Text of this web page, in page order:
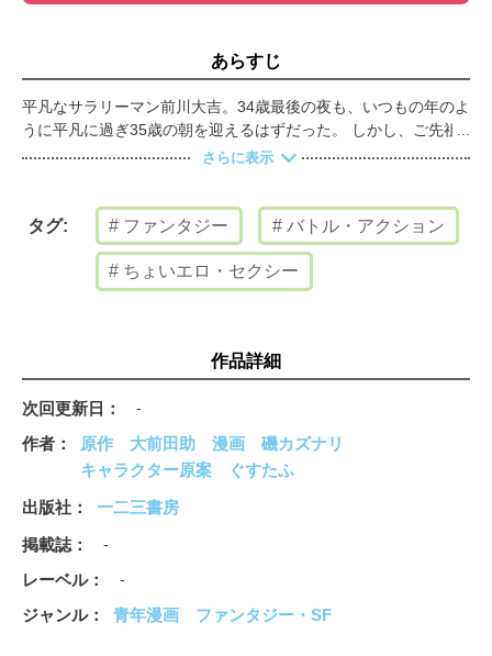
あらすじ
平凡なサラリーマン前川大吉。34歳最後の夜も、いつもの年のよ
うに平凡に過ぎ35歳の朝を迎えるはずだった。 しかし、ご先祖
を名乗る老人が突然枕元に現れ、前川家の嫡男は35歳を迎えた時
」、2つ目は「小学生からやり直す( 記憶は引き継ぎ) 」、3つ目
は「剣と魔法の異世界に若者として転生」。 悩んだ末に大吉が
選んだのは、剣と魔法の異世界で生きていくという道だった！
オルギスノベルで人気のタイトル、ついにコミカライズ!!
さらに表示
タグ: ファンタジー バトル・アクション
ちょいエロ・セクシー
作品詳細
次回更新日 -
作者 原作 大前田助 漫画
磯カズナリ
キャラクター原案
ぐすたふ
出版社
一二三書房
掲載誌
-
レーベル -
ジャンル 青年漫画 ファンタジー・SF